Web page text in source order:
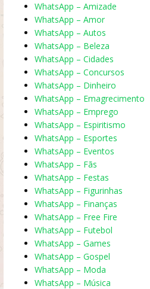
WhatsApp – Amizade
WhatsApp – Amor
WhatsApp – Autos
WhatsApp – Beleza
WhatsApp – Cidades
WhatsApp – Concursos
WhatsApp – Dinheiro
WhatsApp – Emagrecimento
WhatsApp – Emprego
WhatsApp – Espiritismo
WhatsApp – Esportes
WhatsApp – Eventos
WhatsApp – Fãs
WhatsApp – Festas
WhatsApp – Figurinhas
WhatsApp – Finanças
WhatsApp – Free Fire
WhatsApp – Futebol
WhatsApp – Games
WhatsApp – Gospel
WhatsApp – Moda
WhatsApp – Música